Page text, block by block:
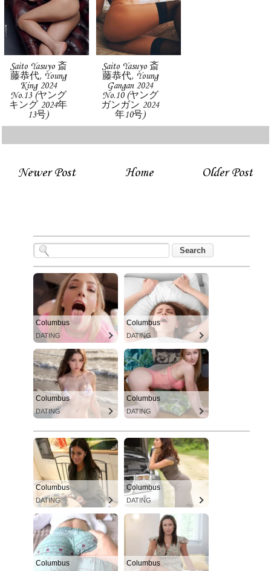
Saito Yasuyo 斎
藤恭代, Young
King 2024
No.13 (ヤング
キング 2024年
13号)
Saito Yasuyo 斎
藤恭代, Young
Gangan 2024
No.10 (ヤング
ガンガン 2024
年10号)
Newer Post Older Post
Home
Columbus
DATING
Columbus
DATING
Columbus
DATING
Columbus
DATING
Columbus
DATING
Columbus
DATING
Columbus Columbus